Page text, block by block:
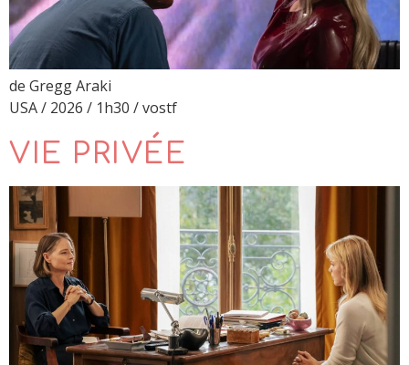
de Gregg Araki
USA / 2026 / 1h30 / vostf
VIE PRIVÉE